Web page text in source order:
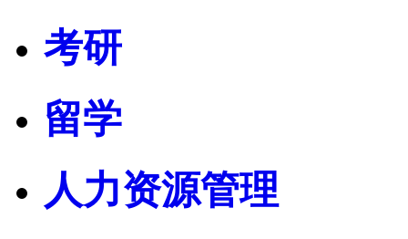
考研
留学
人力资源管理